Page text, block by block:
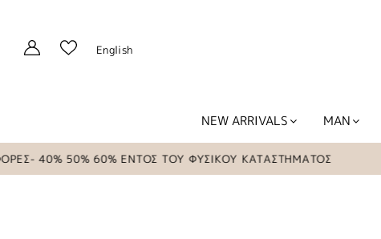
English
NEW ARRIVALS MAN
50% 60% ΕΝΤΟΣ ΤΟΥ ΦΥΣΙΚΟΥ ΚΑΤΑΣΤΗΜΑΤΟΣ